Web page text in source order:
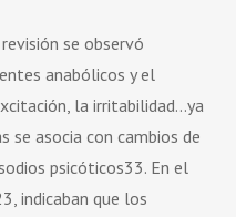
se observó
anabólicos y el
la irritabilidad…ya
se asocia con cambios de
psicóticos33. En el
indicaban que los